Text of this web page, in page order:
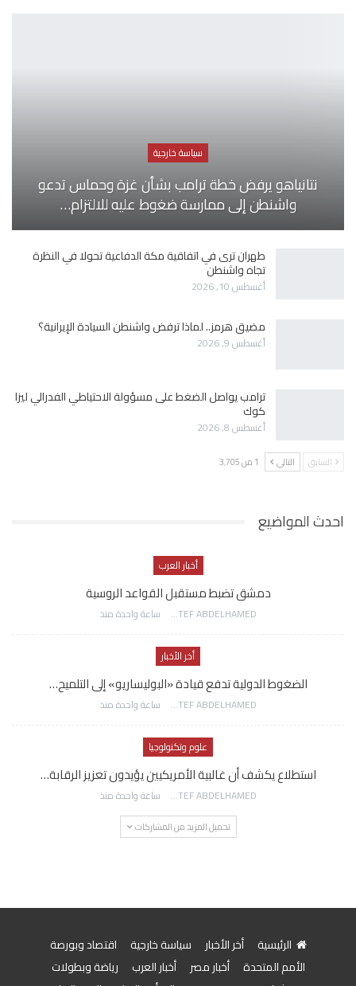
سياسة خارجية
نتانياهو يرفض خطة ترامب بشأن غزة وحماس تدعو
واشنطن إلى ممارسة ضغوط عليه للالتزام…
طهران ترى في اتفاقية مكة الدفاعية تحولا في النظرة
تجاه واشنطن
أغسطس 10, 2026
مضيق هرمز.. لماذا ترفض واشنطن السيادة الإيرانية؟
أغسطس 9, 2026
ترامب يواصل الضغط على مسؤولة الاحتياطي الفدرالي ليزا
كوك
أغسطس 8, 2026
السابق التالي 1 من 3٬705
احدث المواضيع
أخبار العرب
دمشق تضبط مستقبل القواعد الروسية
AWATEF ABDELHAMED ساعة واحدة منذ
أخر الأخبار
الضغوط الدولية تدفع قيادة «البوليساريو» إلى التلميح…
AWATEF ABDELHAMED ساعة واحدة منذ
علوم وتكنولوجيا
استطلاع يكشف أن غالبية الأمريكيين يؤيدون تعزيز الرقابة…
AWATEF ABDELHAMED ساعة واحدة منذ
تحميل المزيد من المشاركات
الرئيسية أخر الأخبار سياسة خارجية
اقتصاد وبورصة
الأمم المتحدة
أخبار مصر أخبار العرب
رياضة وبطولات